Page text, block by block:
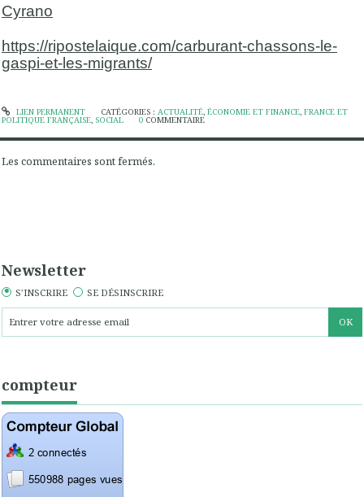
Cyrano
https://ripostelaique.com/carburant-chassons-le-
gaspi-et-les-migrants/
LIEN PERMANENT CATÉGORIES : ACTUALITÉ, ÉCONOMIE ET FINANCE, FRANCE ET
POLITIQUE FRANÇAISE, SOCIAL 0 COMMENTAIRE
Les commentaires sont fermés.
Newsletter
S'INSCRIRE SE DÉSINSCRIRE
compteur